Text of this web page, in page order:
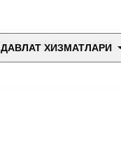
ДАВЛАТ ХИЗМАТЛАРИ